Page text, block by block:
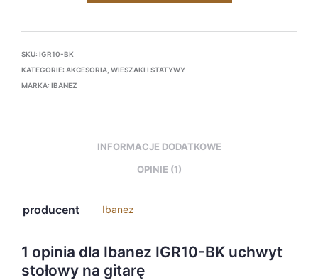
SKU: IGR10-BK
KATEGORIE: AKCESORIA WIESZAKI I STATYWY
MARKA: IBANEZ
INFORMACJE DODATKOWE
OPINIE (1)
producent Ibanez
1 opinia dla Ibanez IGR10-BK uchwyt
stołowy na gitarę